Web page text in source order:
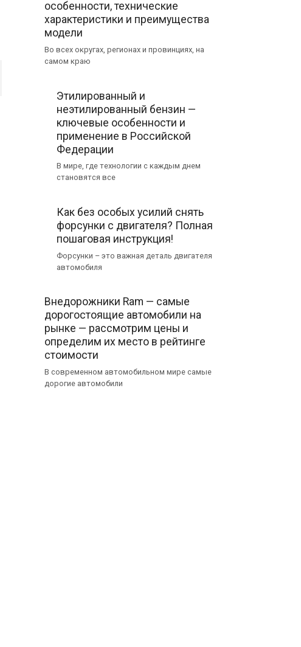
особенности, технические
характеристики и преимущества
модели
Во всех округах, регионах и провинциях, на
самом краю
Этилированный и
неэтилированный бензин —
ключевые особенности и
применение в Российской
Федерации
В мире, где технологии с каждым днем
становятся все
Как без особых усилий снять
форсунки с двигателя? Полная
пошаговая инструкция!
Форсунки – это важная деталь двигателя
автомобиля
Внедорожники Ram — самые
дорогостоящие автомобили на
рынке — рассмотрим цены и
определим их место в рейтинге
стоимости
В современном автомобильном мире самые
дорогие автомобили